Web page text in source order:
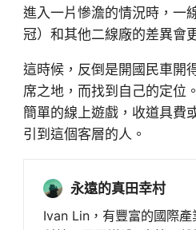
進入一片慘澹的情況時，一
冠）和其他二線廠的差異會
這時候，反倒是開國民車開
席之地，而找到自己的定位
簡單的線上遊戲，收道具費
引到這個客層的人。
永遠的真田幸村
Ivan Lin，有豐富的國際產